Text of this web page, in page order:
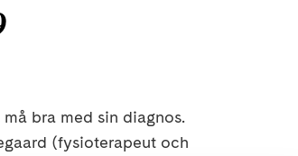
bra med sin diagnos.
(fysioterapeut och